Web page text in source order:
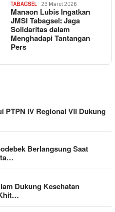
TABAGSEL 26 Maret 2026
Manaon Lubis Ingatkan
JMSI Tabagsel: Jaga
Solidaritas dalam
Menghadapi Tantangan
Pers
PTPN IV Regional VII Dukung
Berlangsung Saat
Dukung Kesehatan